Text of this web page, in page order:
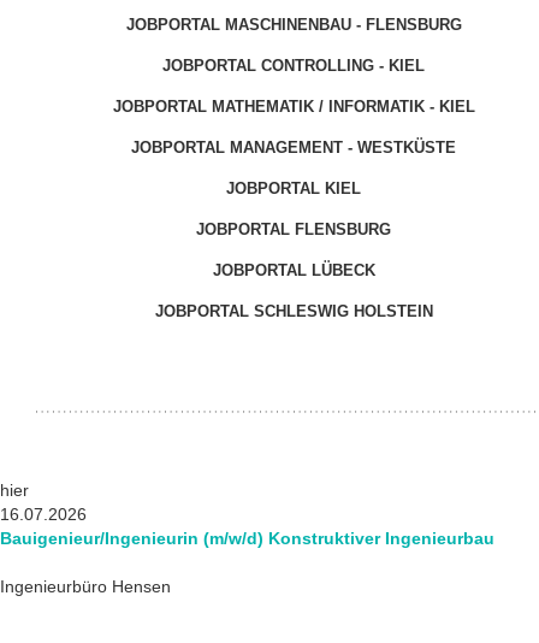
JOBPORTAL MASCHINENBAU - FLENSBURG
JOBPORTAL CONTROLLING - KIEL
JOBPORTAL MATHEMATIK / INFORMATIK - KIEL
JOBPORTAL MANAGEMENT - WESTKÜSTE
JOBPORTAL KIEL
JOBPORTAL FLENSBURG
JOBPORTAL LÜBECK
JOBPORTAL SCHLESWIG HOLSTEIN
hier
16.07.2026
Bauigenieur/Ingenieurin (m/w/d) Konstruktiver Ingenieurbau
Ingenieurbüro Hensen